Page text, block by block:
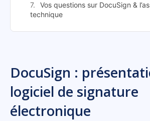
Vos questions sur DocuSign &
technique
DocuSign :
logiciel de signature
électronique